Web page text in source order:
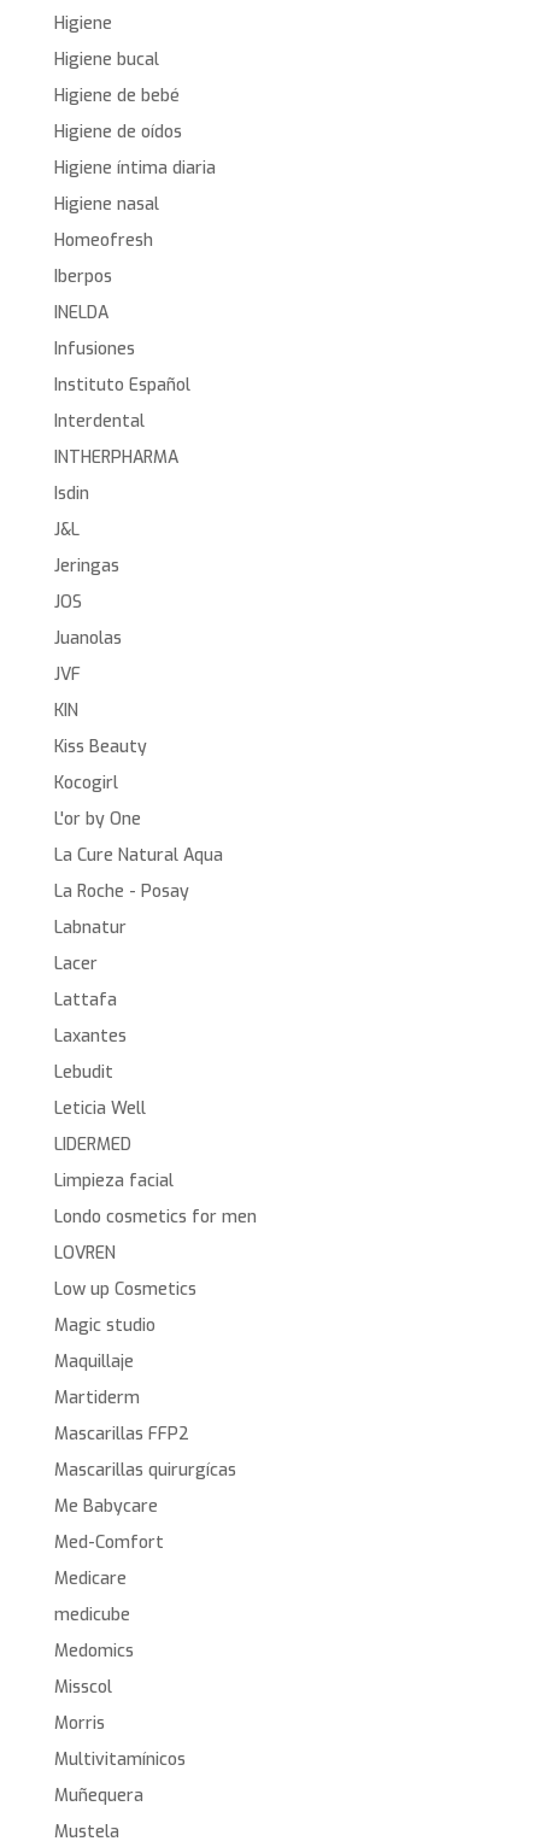
Higiene
Higiene bucal
Higiene de bebé
Higiene de oídos
Higiene íntima diaria
Higiene nasal
Homeofresh
Iberpos
INELDA
Infusiones
Instituto Español
Interdental
INTHERPHARMA
Isdin
J&L
Jeringas
JOS
Juanolas
JVF
KIN
Kiss Beauty
Kocogirl
L'or by One
La Cure Natural Aqua
La Roche - Posay
Labnatur
Lacer
Lattafa
Laxantes
Lebudit
Leticia Well
LIDERMED
Limpieza facial
Londo cosmetics for men
LOVREN
Low up Cosmetics
Magic studio
Maquillaje
Martiderm
Mascarillas FFP2
Mascarillas quirurgícas
Me Babycare
Med-Comfort
Medicare
medicube
Medomics
Misscol
Morris
Multivitamínicos
Muñequera
Mustela